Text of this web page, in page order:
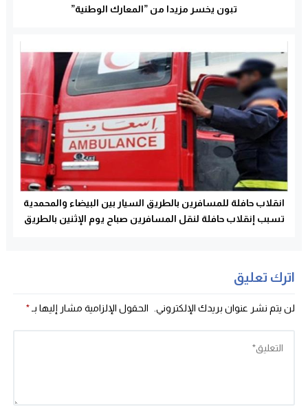
تبون يخسر مزيدا من ”المعارك الوطنية”
انقلاب حافلة للمسافرين بالطريق السيار بين البيضاء والمحمدية
تسبب إنقلاب حافلة لنقل المسافرين صباح يوم الإثنين بالطريق
اترك تعليق
لن يتم نشر عنوان بريدك الإلكتروني. الحقول الإلزامية مشار إليها بـ*